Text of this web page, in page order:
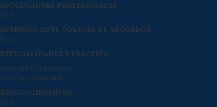
ASOCIACIONES PROFESIONALES:
N/A
ADMISIÓN EN EL COLEGIO DE ABOGADOS:
N/A
ESPECIALIDADES Y PRÁCTICA:
Derecho Corporativo
Derecho Ambiental
RECONOCIMIENTOS:
N/A